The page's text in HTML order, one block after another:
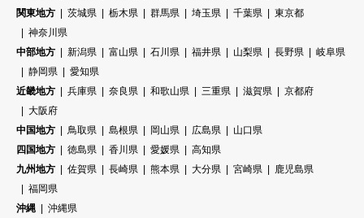
関東地方
茨城県 栃木県 群馬県 埼玉県 千葉県
東京都
神奈川県
中部地方
新潟県 富山県 石川県 福井県 山梨県 長野県
岐阜県
静岡県
愛知県
近畿地方
兵庫県 奈良県 和歌山県 三重県 滋賀県
京都府
大阪府
中国地方
鳥取県 島根県 岡山県 広島県
山口県
四国地方
徳島県 香川県 愛媛県
高知県
九州地方
佐賀県 長崎県 熊本県 大分県 宮崎県
鹿児島県
福岡県
沖縄
沖縄県